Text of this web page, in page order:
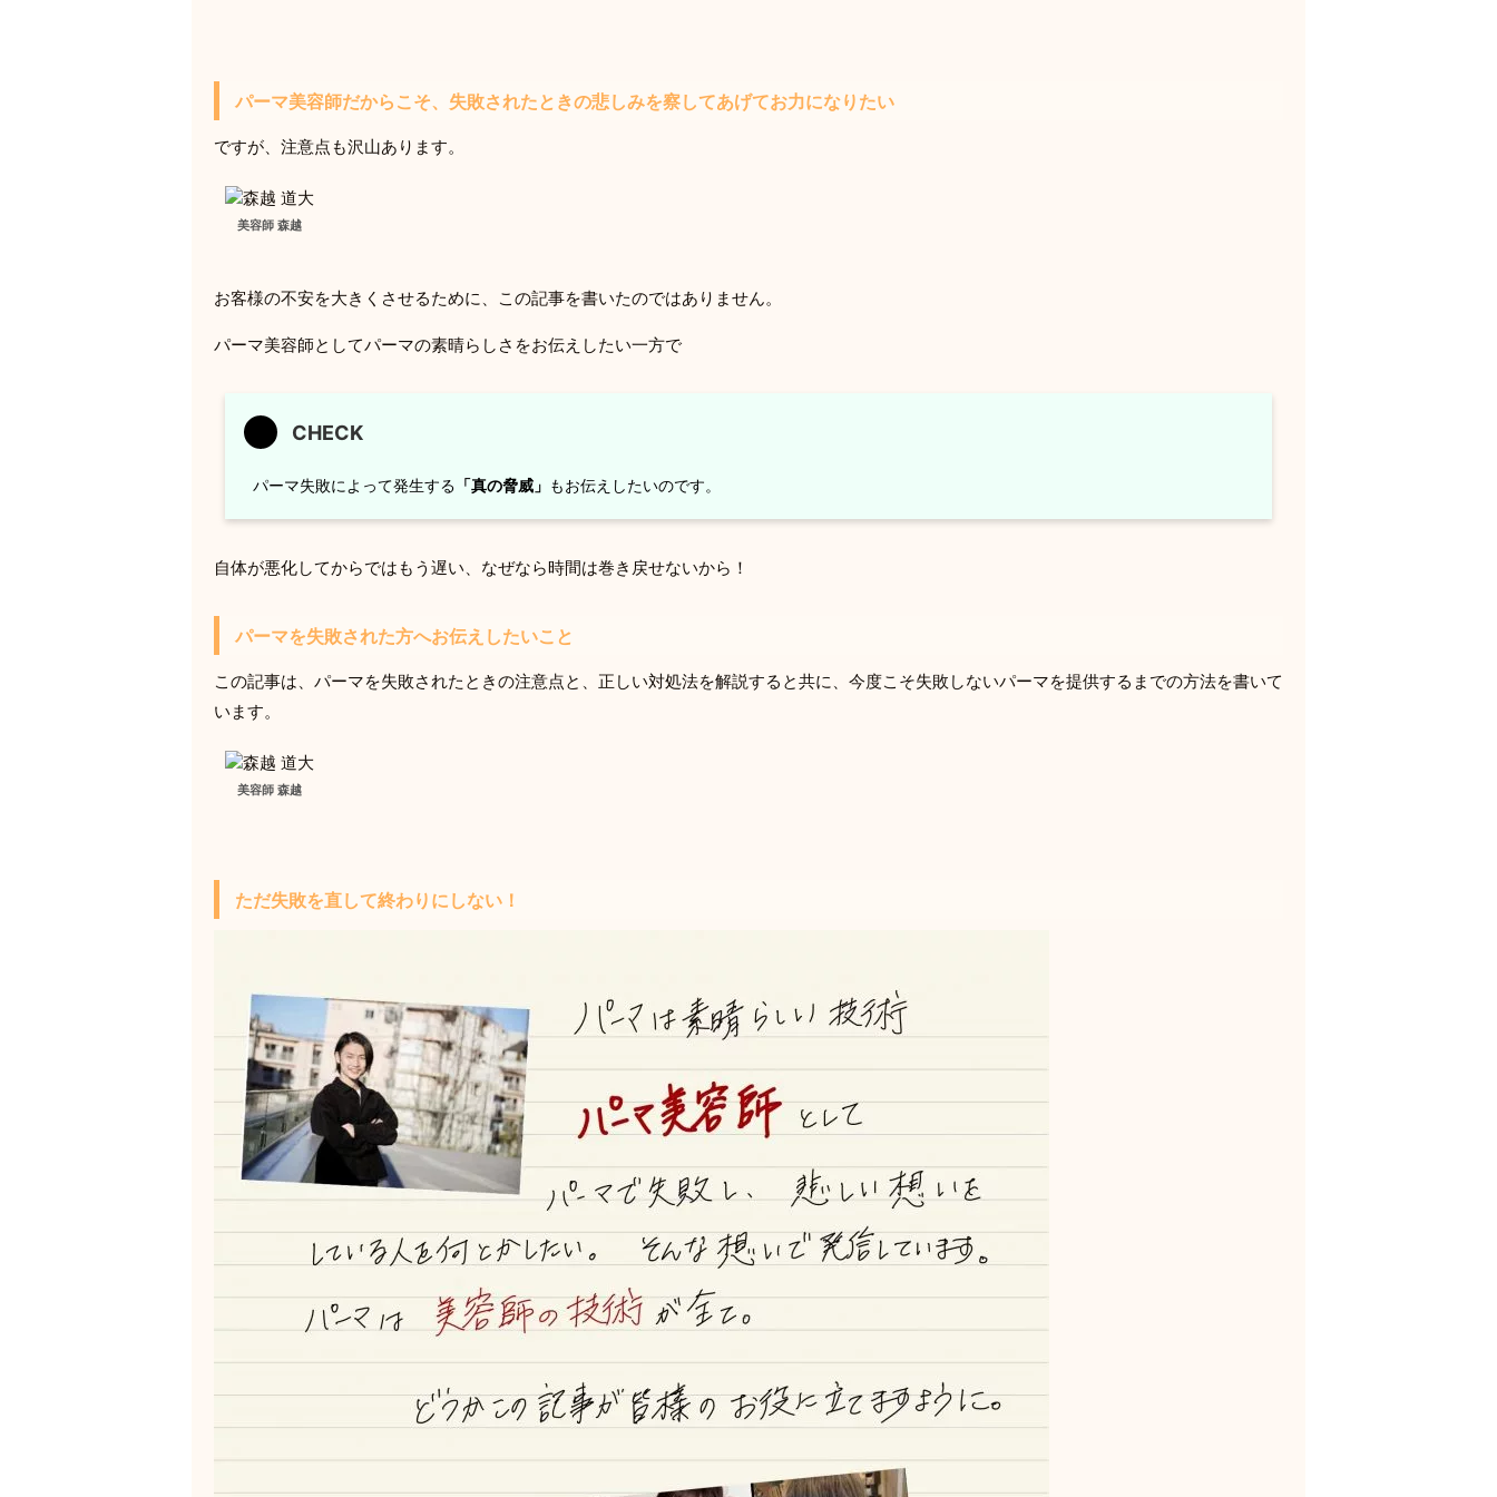
パーマ美容師だからこそ、失敗されたときの悲しみを察してあげてお力になりたい
ですが、注意点も沢山あります。
美容師 森越
お客様の不安を大きくさせるために、この記事を書いたのではありません。
パーマ美容師としてパーマの素晴らしさをお伝えしたい一方で
パーマ失敗によって発生する 「真の脅威」 もお伝えしたいのです。
自体が悪化してからではもう遅い、なぜなら時間は巻き戻せないから！
パーマを失敗された方へお伝えしたいこと
この記事は、パーマを失敗されたときの注意点と、正しい対処法を解説すると共に、今度こそ失敗しないパーマを提供するまでの方法を書いて
います。
美容師 森越
ただ失敗を直して終わりにしない！